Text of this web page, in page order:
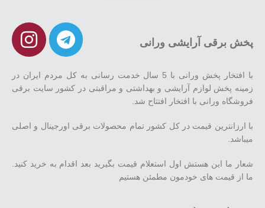
پخش برقی آرایشی ورانی
با افتخار پخش ورانی با 5 سال خدمت رسانی به کل مردم ایران در
زمینه پخش لوازم آرایشی و بهداشتی و مراقبتی در کشور سایت برقی
فروشگاه ورانی با افتخار افتتاح شد.
با ارزانترین قیمت در کل کشور تمام محصولات برقی اورجینال و اصلی
میباشد.
شعار ما این هستش اول استعلام قیمت بگیرید بعد اقدام به خرید کنید.
ما از قیمت های خودمون مطمئن هستیم